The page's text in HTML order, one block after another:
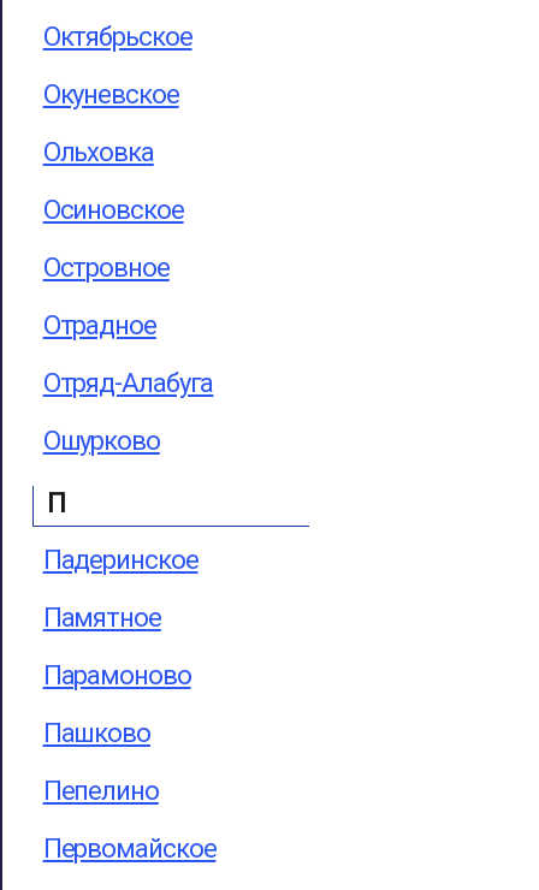
Октябрьское
Окуневское
Ольховка
Осиновское
Островное
Отрадное
Отряд-Алабуга
Ошурково
П
Падеринское
Памятное
Парамоново
Пашково
Пепелино
Первомайское